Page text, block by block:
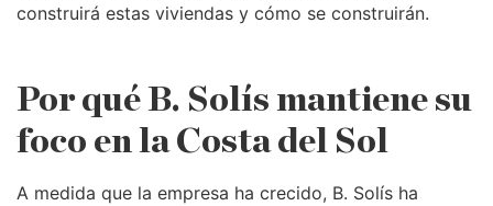
construirá estas viviendas y cómo se construirán.
Por qué B. Solís mantiene su
foco en la Costa del Sol
A medida que la empresa ha crecido, B. Solís ha